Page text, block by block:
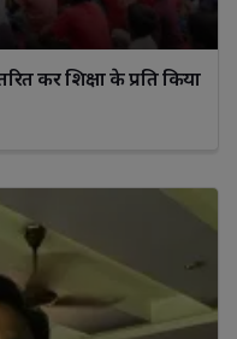
कर शिक्षा के प्रति किया